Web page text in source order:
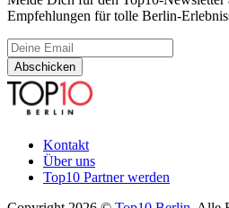
Empfehlungen für tolle Berlin-
Abschicken
Kontakt
Über uns
Top10 Partner werden